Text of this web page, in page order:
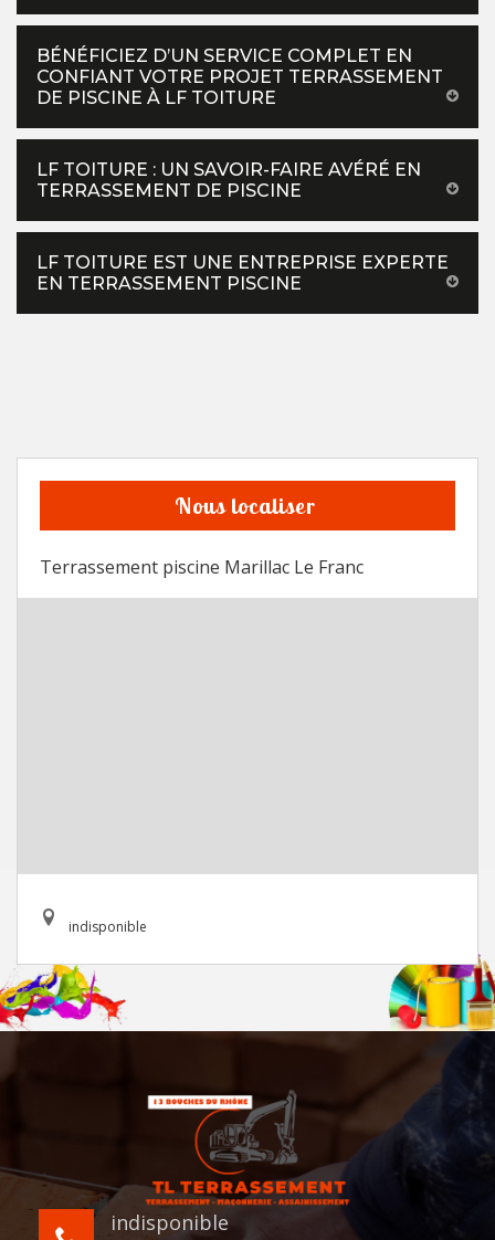
BÉNÉFICIEZ D’UN SERVICE COMPLET EN
CONFIANT VOTRE PROJET TERRASSEMENT
DE PISCINE À LF TOITURE
LF TOITURE : UN SAVOIR-FAIRE AVÉRÉ EN
TERRASSEMENT DE PISCINE
LF TOITURE EST UNE ENTREPRISE EXPERTE
EN TERRASSEMENT PISCINE
Nous localiser
Terrassement piscine Marillac Le Franc
indisponible
indisponible